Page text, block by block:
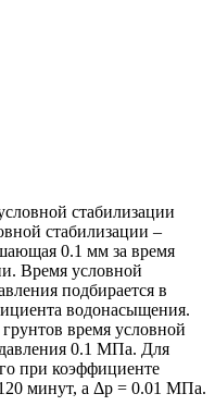
стабилизации
стабилизации –
0.1 мм за время
Время условной
подбирается в
водонасыщения.
время условной
0.1 МПа. Для
при коэффициенте
минут, а Δp = 0.01 МПа.